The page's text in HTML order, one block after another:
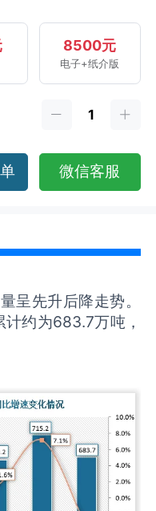
8500元
电子+纸介版
微信客服
呈先升后降走势。
约为683.7万吨，